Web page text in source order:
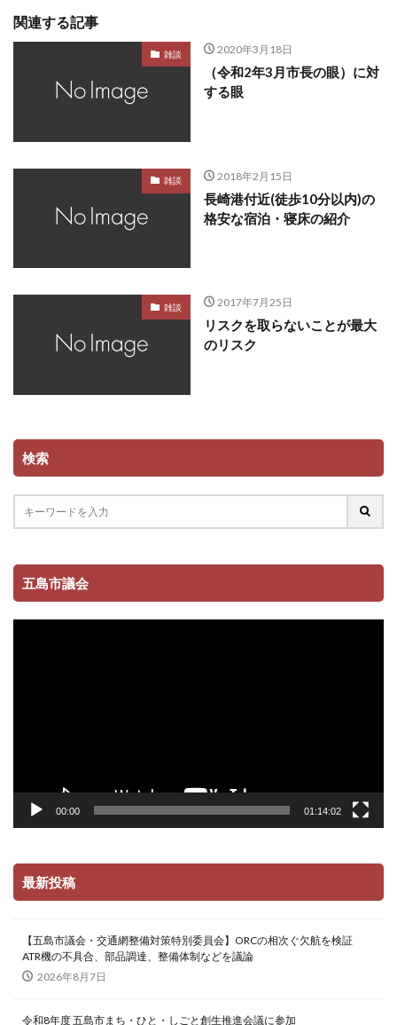
関連する記事
雑談 2020年3月18日
（令和2年3月市長の眼）に対
する眼
雑談 2018年2月15日
長崎港付近(徒歩10分以内)の
格安な宿泊・寝床の紹介
雑談 2017年7月25日
リスクを取らないことが最大
のリスク
検索
五島市議会
動
00:00 01:14:02
最新投稿
【五島市議会・交通網整備対策特別委員会】ORCの相次ぐ欠航を検証
ATR機の不具合、部品調達、整備体制などを議論
2026年8月7日
令和8年度 五島市まち・ひと・しごと創生推進会議に参加